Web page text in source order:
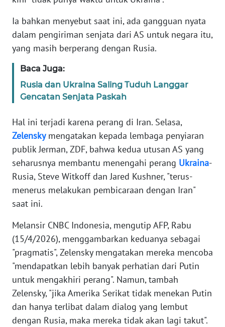
Ia bahkan menyebut saat ini, ada gangguan nyata
dalam pengiriman senjata dari AS untuk negara itu,
yang masih berperang dengan Rusia.
Baca Juga:
Rusia dan Ukraina Saling Tuduh Langgar
Gencatan Senjata Paskah
Hal ini terjadi karena perang di Iran. Selasa,
Zelenskymengatakan kepada lembaga penyiaran
publik Jerman, ZDF, bahwa kedua utusan AS yang
seharusnya membantu menengahi perang Ukraina-
Rusia, Steve Witkoff dan Jared Kushner, "terus-
menerus melakukan pembicaraan dengan Iran"
saat ini.
Melansir CNBC Indonesia, mengutip AFP, Rabu
(15/4/2026), menggambarkan keduanya sebagai
"pragmatis", Zelensky mengatakan mereka mencoba
"mendapatkan lebih banyak perhatian dari Putin
untuk mengakhiri perang". Namun, tambah
Zelensky, "jika Amerika Serikat tidak menekan Putin
dan hanya terlibat dalam dialog yang lembut
dengan Rusia, maka mereka tidak akan lagi takut".
Informasi
INDEKS
BERITA
KONTAK
KAMI
INFO
TENTANG
KAMI
PEDOMAN
SIBER
REDAKSI
KARIR
DISCLAIMER
Wahana
News
Regional